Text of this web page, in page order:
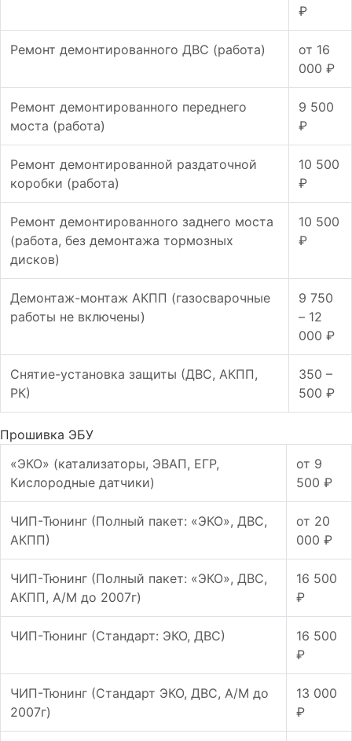
₽
Ремонт демонтированного ДВС (работа)
от 16
000 ₽
Ремонт демонтированного переднего
моста (работа)
9 500
₽
Ремонт демонтированной раздаточной
коробки (работа)
10 500
₽
Ремонт демонтированного заднего моста
(работа, без демонтажа тормозных
дисков)
10 500
₽
Демонтаж-монтаж АКПП (газосварочные
работы не включены)
9 750
– 12
000 ₽
Снятие-установка защиты (ДВС, АКПП,
РК)
350 –
500 ₽
Прошивка ЭБУ
«ЭКО» (катализаторы, ЭВАП, ЕГР,
Кислородные датчики)
от 9
500 ₽
ЧИП-Тюнинг (Полный пакет: «ЭКО», ДВС,
АКПП)
от 20
000 ₽
ЧИП-Тюнинг (Полный пакет: «ЭКО», ДВС,
АКПП, А/М до 2007г)
16 500
₽
ЧИП-Тюнинг (Стандарт: ЭКО, ДВС)
16 500
₽
ЧИП-Тюнинг (Стандарт ЭКО, ДВС, А/М до
2007г)
13 000
₽